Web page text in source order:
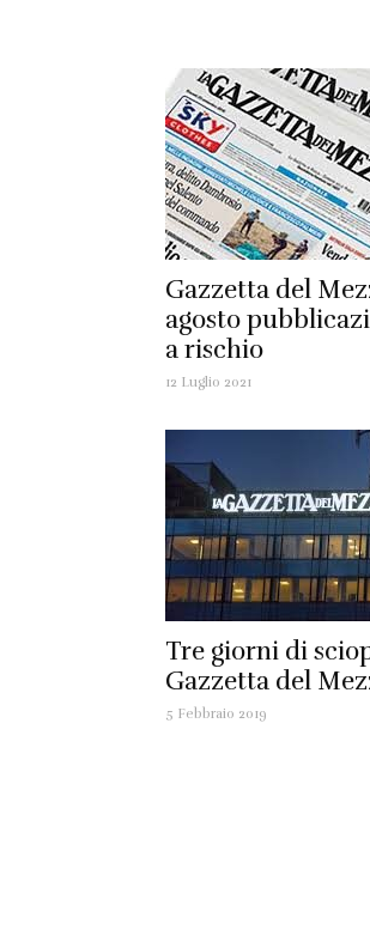
Gazzetta del
agosto
a rischio
12 Luglio 2021
Tre giorni di
Gazzetta del
5 Febbraio 2019